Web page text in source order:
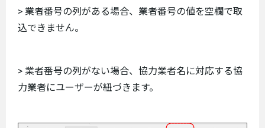
> 業者番号の列がある場合、業者番号の値を空欄で取
込できません。
> 業者番号の列がない場合、協力業者名に対応する協
力業者にユーザーが紐づきます。